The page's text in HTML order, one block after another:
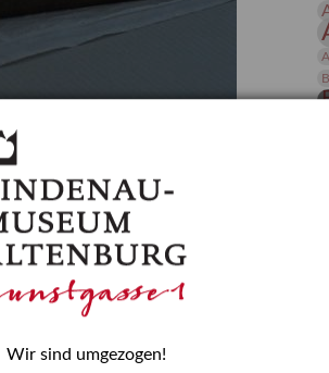
im Dienste
Altenburg
wurde 2015 in der
wird jährlich am 11. Februar
und Frauen in
stellt Provenienzforscherin
Wir sind umgezogen!